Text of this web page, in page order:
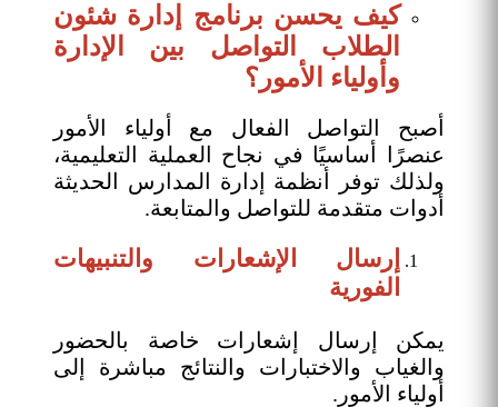
كيف يحسن برنامج إدارة شئون
الطلاب التواصل بين الإدارة
وأولياء الأمور؟
أصبح التواصل الفعال مع أولياء الأمور
عنصرًا أساسيًا في نجاح العملية التعليمية،
ولذلك توفر أنظمة إدارة المدارس الحديثة
أدوات متقدمة للتواصل والمتابعة.
إرسال الإشعارات والتنبيهات
الفورية
يمكن إرسال إشعارات خاصة بالحضور
والغياب والاختبارات والنتائج مباشرة إلى
أولياء الأمور.